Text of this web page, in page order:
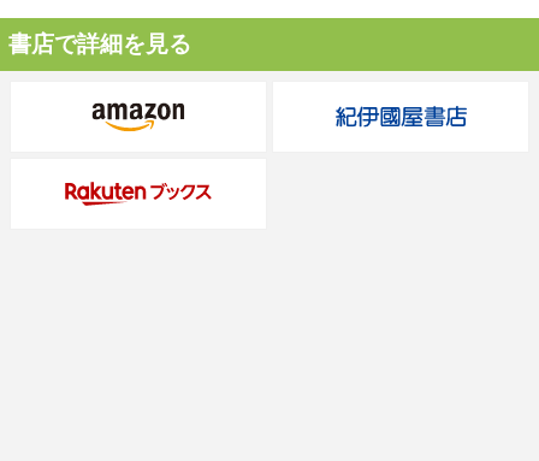
書店で詳細を見る